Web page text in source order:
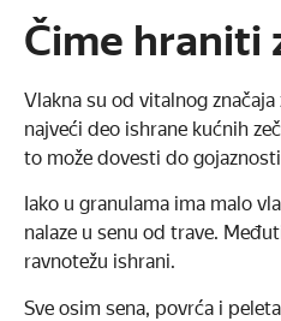
Čime hraniti
Vlakna su od vitalnog
najveći deo ishrane kućnih
to može dovesti do
Iako u granulama ima malo
nalaze u senu od trave.
ravnotežu ishrani.
Sve osim sena, povrća i